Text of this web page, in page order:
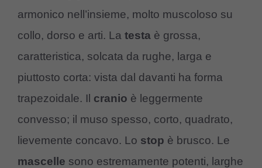
armonico nell’insieme, molto muscoloso su
collo, dorso e arti. La testa è grossa,
caratteristica, solcata da rughe, larga e
piuttosto corta: vista dal davanti ha forma
trapezoidale. Il cranio è leggermente
convesso; il muso spesso, corto, quadrato,
lievemente concavo. Lo stop è brusco. Le
mascelle sono estremamente potenti, larghe